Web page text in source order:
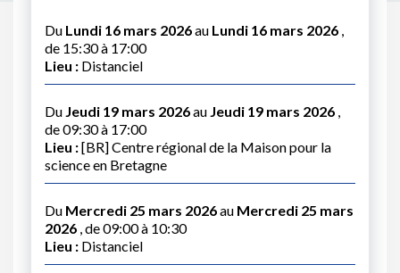
Du Lundi 16 mars 2026au Lundi 16 mars 2026 ,
de 15:30 à 17:00
Lieu : Distanciel
Du Jeudi 19 mars 2026au Jeudi 19 mars 2026 ,
de 09:30 à 17:00
Lieu :[BR] Centre régional de la Maison pour la
science en Bretagne
Du Mercredi 25 mars 2026au Mercredi 25 mars
2026 , de 09:00 à 10:30
Lieu : Distanciel